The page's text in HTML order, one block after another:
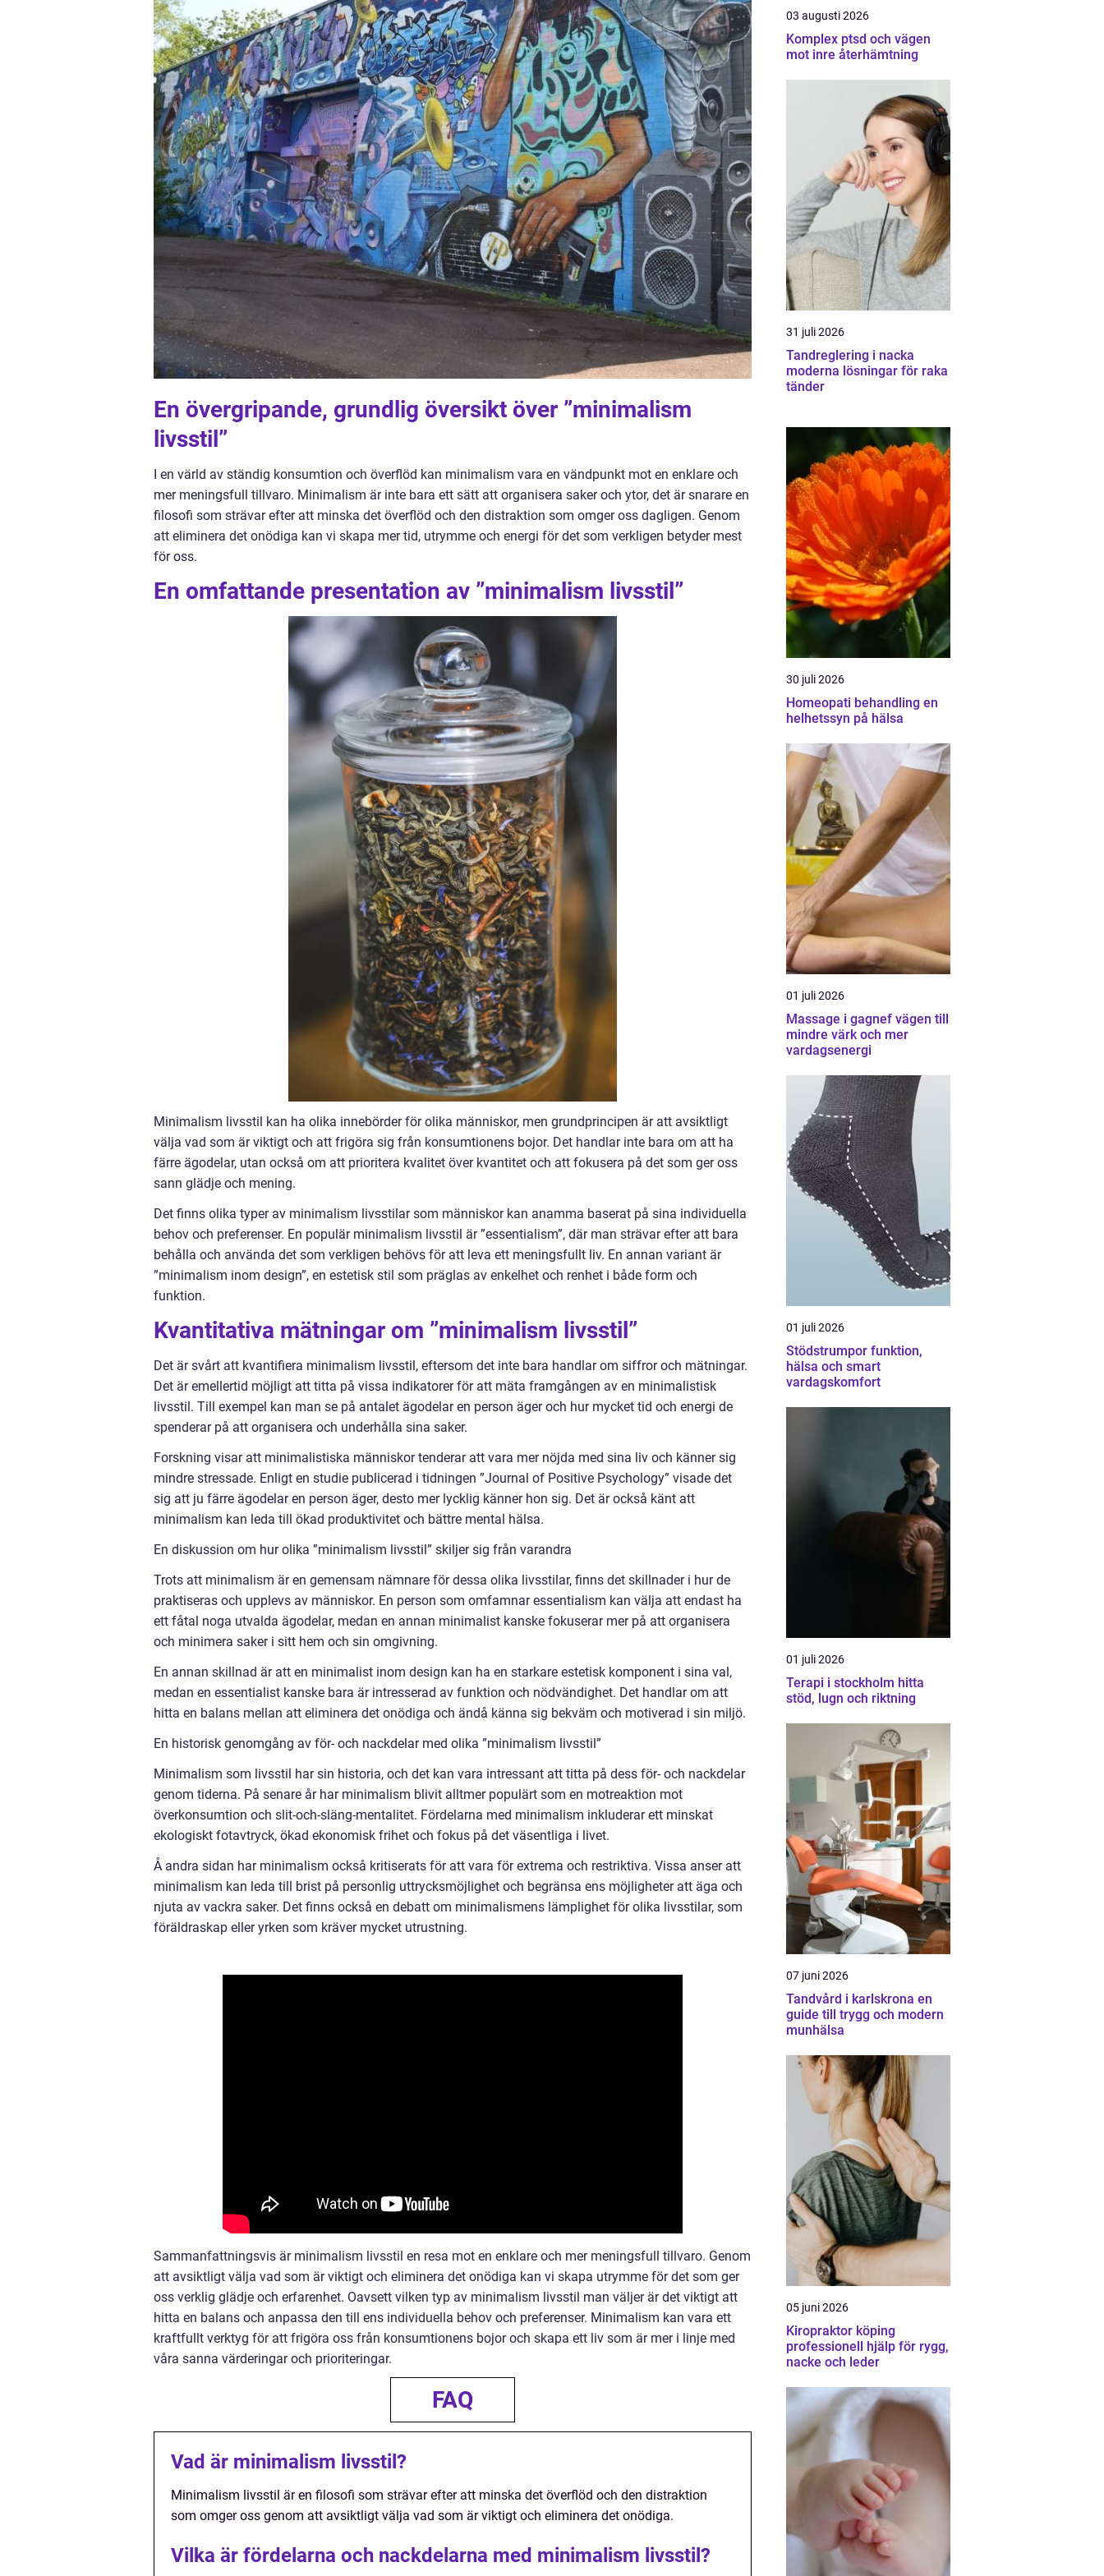
En övergripande, grundlig översikt över ”minimalism
livsstil”
I en värld av ständig konsumtion och överflöd kan minimalism vara en vändpunkt mot en enklare och
mer meningsfull tillvaro. Minimalism är inte bara ett sätt att organisera saker och ytor, det är snarare en
filosofi som strävar efter att minska det överflöd och den distraktion som omger oss dagligen. Genom
att eliminera det onödiga kan vi skapa mer tid, utrymme och energi för det som verkligen betyder mest
för oss.
En omfattande presentation av ”minimalism livsstil”
Minimalism livsstil kan ha olika innebörder för olika människor, men grundprincipen är att avsiktligt
välja vad som är viktigt och att frigöra sig från konsumtionens bojor. Det handlar inte bara om att ha
färre ägodelar, utan också om att prioritera kvalitet över kvantitet och att fokusera på det som ger oss
sann glädje och mening.
Det finns olika typer av minimalism livsstilar som människor kan anamma baserat på sina individuella
behov och preferenser. En populär minimalism livsstil är ”essentialism”, där man strävar efter att bara
behålla och använda det som verkligen behövs för att leva ett meningsfullt liv. En annan variant är
”minimalism inom design”, en estetisk stil som präglas av enkelhet och renhet i både form och
funktion.
Kvantitativa mätningar om ”minimalism livsstil”
Det är svårt att kvantifiera minimalism livsstil, eftersom det inte bara handlar om siffror och mätningar.
Det är emellertid möjligt att titta på vissa indikatorer för att mäta framgången av en minimalistisk
livsstil. Till exempel kan man se på antalet ägodelar en person äger och hur mycket tid och energi de
spenderar på att organisera och underhålla sina saker.
Forskning visar att minimalistiska människor tenderar att vara mer nöjda med sina liv och känner sig
mindre stressade. Enligt en studie publicerad i tidningen ”Journal of Positive Psychology” visade det
sig att ju färre ägodelar en person äger, desto mer lycklig känner hon sig. Det är också känt att
minimalism kan leda till ökad produktivitet och bättre mental hälsa.
En diskussion om hur olika ”minimalism livsstil” skiljer sig från varandra
Trots att minimalism är en gemensam nämnare för dessa olika livsstilar, finns det skillnader i hur de
praktiseras och upplevs av människor. En person som omfamnar essentialism kan välja att endast ha
ett fåtal noga utvalda ägodelar, medan en annan minimalist kanske fokuserar mer på att organisera
och minimera saker i sitt hem och sin omgivning.
En annan skillnad är att en minimalist inom design kan ha en starkare estetisk komponent i sina val,
medan en essentialist kanske bara är intresserad av funktion och nödvändighet. Det handlar om att
hitta en balans mellan att eliminera det onödiga och ändå känna sig bekväm och motiverad i sin miljö.
En historisk genomgång av för- och nackdelar med olika ”minimalism livsstil”
Minimalism som livsstil har sin historia, och det kan vara intressant att titta på dess för- och nackdelar
genom tiderna. På senare år har minimalism blivit alltmer populärt som en motreaktion mot
överkonsumtion och slit-och-släng-mentalitet. Fördelarna med minimalism inkluderar ett minskat
ekologiskt fotavtryck, ökad ekonomisk frihet och fokus på det väsentliga i livet.
Å andra sidan har minimalism också kritiserats för att vara för extrema och restriktiva. Vissa anser att
minimalism kan leda till brist på personlig uttrycksmöjlighet och begränsa ens möjligheter att äga och
njuta av vackra saker. Det finns också en debatt om minimalismens lämplighet för olika livsstilar, som
föräldraskap eller yrken som kräver mycket utrustning.
Sammanfattningsvis är minimalism livsstil en resa mot en enklare och mer meningsfull tillvaro. Genom
att avsiktligt välja vad som är viktigt och eliminera det onödiga kan vi skapa utrymme för det som ger
oss verklig glädje och erfarenhet. Oavsett vilken typ av minimalism livsstil man väljer är det viktigt att
hitta en balans och anpassa den till ens individuella behov och preferenser. Minimalism kan vara ett
kraftfullt verktyg för att frigöra oss från konsumtionens bojor och skapa ett liv som är mer i linje med
våra sanna värderingar och prioriteringar.
FAQ
Vad är minimalism livsstil?
Minimalism livsstil är en filosofi som strävar efter att minska det överflöd och den distraktion
som omger oss genom att avsiktligt välja vad som är viktigt och eliminera det onödiga.
Vilka är fördelarna och nackdelarna med minimalism livsstil?
03 augusti 2026
Komplex ptsd och vägen
mot inre återhämtning
31 juli 2026
Tandreglering i nacka
moderna lösningar för raka
tänder
30 juli 2026
Homeopati behandling en
helhetssyn på hälsa
01 juli 2026
Massage i gagnef vägen till
mindre värk och mer
vardagsenergi
01 juli 2026
Stödstrumpor funktion,
hälsa och smart
vardagskomfort
01 juli 2026
Terapi i stockholm hitta
stöd, lugn och riktning
07 juni 2026
Tandvård i karlskrona en
guide till trygg och modern
munhälsa
05 juni 2026
Kiropraktor köping
professionell hjälp för rygg,
nacke och leder